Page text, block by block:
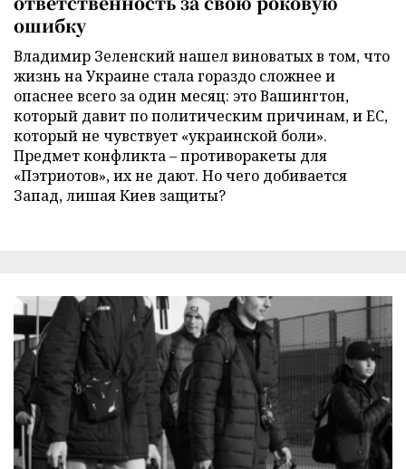
ошибку
Владимир Зеленский нашел виноватых в том, что
жизнь на Украине стала гораздо сложнее и
опаснее всего за один месяц: это Вашингтон,
который давит по политическим причинам, и ЕС,
который не чувствует «украинской боли».
Предмет конфликта – противоракеты для
«Пэтриотов», их не дают. Но чего добивается
Запад, лишая Киев защиты?